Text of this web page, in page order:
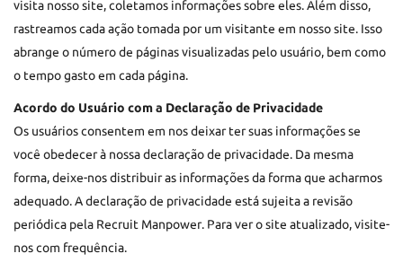
visita nosso site, coletamos informações sobre eles. Além disso,
rastreamos cada ação tomada por um visitante em nosso site. Isso
abrange o número de páginas visualizadas pelo usuário, bem como
o tempo gasto em cada página.
Acordo do Usuário com a Declaração de Privacidade
Os usuários consentem em nos deixar ter suas informações se
você obedecer à nossa declaração de privacidade. Da mesma
forma, deixe-nos distribuir as informações da forma que acharmos
adequado. A declaração de privacidade está sujeita a revisão
periódica pela Recruit Manpower. Para ver o site atualizado, visite-
nos com frequência.